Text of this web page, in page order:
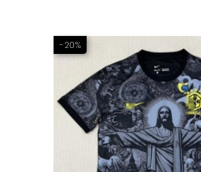
-20%